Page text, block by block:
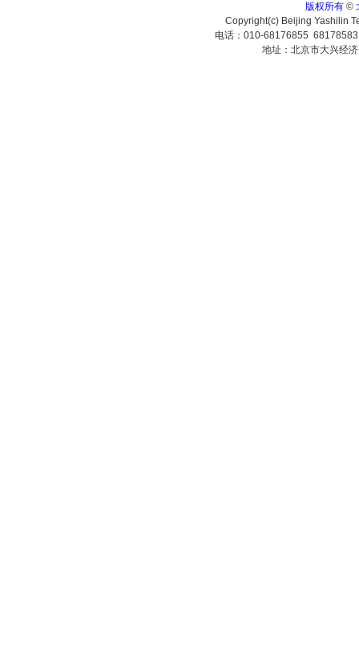
版权所有©
Copyright(c) Beijing Yashilin
电话：010-68176855
地址：北京市大兴经